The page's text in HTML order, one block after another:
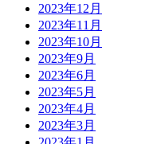
2023年12月
2023年11月
2023年10月
2023年9月
2023年6月
2023年5月
2023年4月
2023年3月